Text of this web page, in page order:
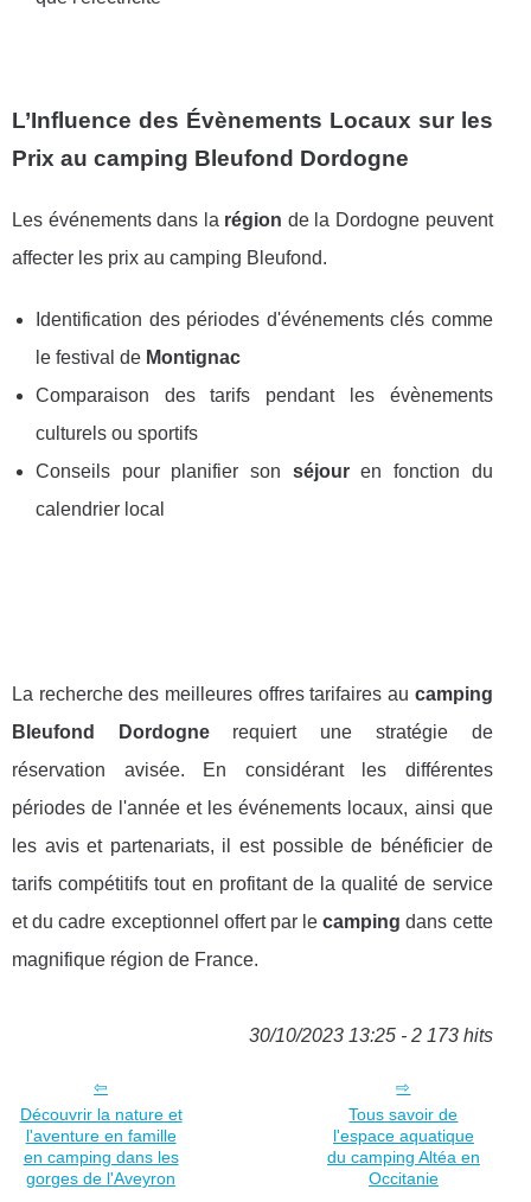
L’Influence des Évènements Locaux sur les
Prix au camping Bleufond Dordogne
Les événements dans la région de la Dordogne peuvent
affecter les prix au camping Bleufond.
Identification des périodes d'événements clés comme
le festival de Montignac
Comparaison des tarifs pendant les évènements
culturels ou sportifs
Conseils pour planifier son séjouren fonction du
calendrier local
La recherche des meilleures offres tarifaires au camping
Bleufond Dordognerequiert une stratégie de
réservation avisée. En considérant les différentes
périodes de l'année et les événements locaux, ainsi que
les avis et partenariats, il est possible de bénéficier de
tarifs compétitifs tout en profitant de la qualité de service
et du cadre exceptionnel offert par lecamping dans cette
magnifique région de France.
30/10/2023 13:25 - 2 173 hits
Découvrir la nature et
l'aventure en famille
en camping dans les
gorges de l'Aveyron
Tous savoir de
l'espace aquatique
du camping Altéa en
Occitanie